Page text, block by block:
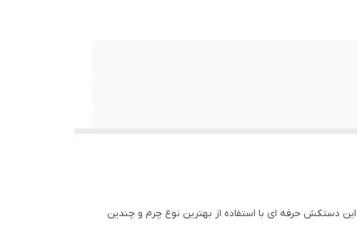
دستکش حرفه ای با استفاده از بهترین نوع چرم و چندین